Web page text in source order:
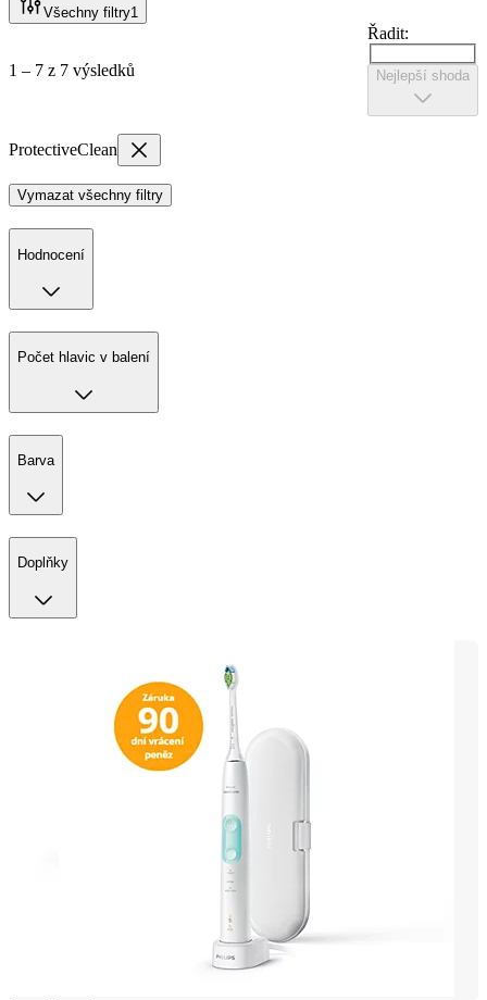
Všechny filtry1
1 – 7 z 7 výsledků
Řadit:
Nejlepší shoda
ProtectiveClean
Vymazat všechny filtry
Hodnocení
Počet hlavic v balení
Barva
Doplňky